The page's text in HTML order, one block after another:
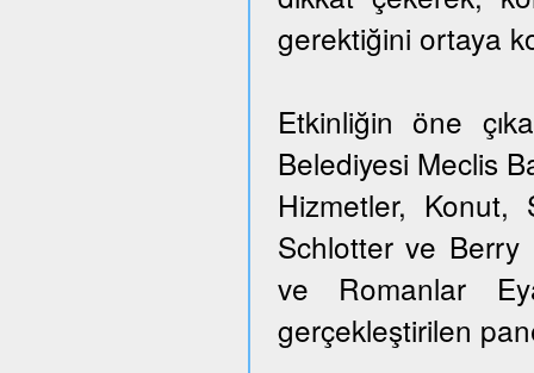
gerektiğini ortaya
Etkinliğin öne
Belediyesi Meclis
Hizmetler, Konut,
Schlotter ve Berry
ve Romanlar
gerçekleştirilen